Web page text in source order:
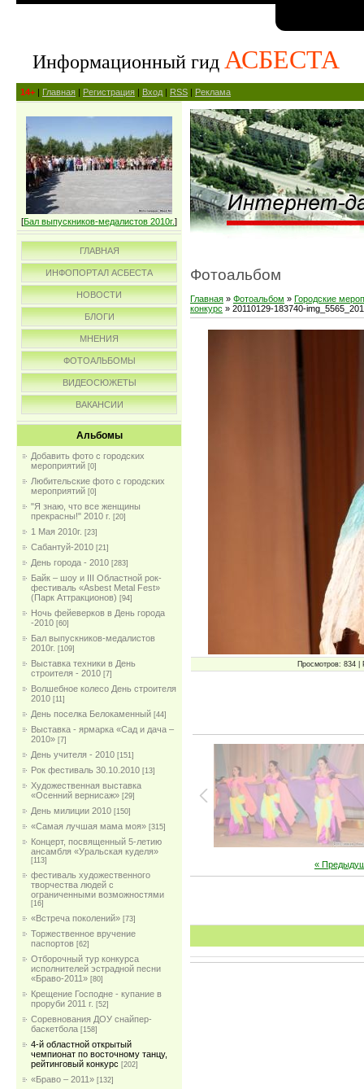
Информационный гид АСБЕСТА
14+ | Главная | Регистрация | Вход | RSS | Реклама
[Бал выпускников-медалистов 2010г.]
ГЛАВНАЯ
ИНФОПОРТАЛ АСБЕСТА
НОВОСТИ
БЛОГИ
МНЕНИЯ
ФОТОАЛЬБОМЫ
ВИДЕОСЮЖЕТЫ
ВАКАНСИИ
Альбомы
Добавить фото с городских
мероприятий [0]
Любительские фото с городских
мероприятий [0]
"Я знаю, что все женщины
прекрасны!" 2010 г. [20]
1 Мая 2010г. [23]
Сабантуй-2010 [21]
День города - 2010 [283]
Байк – шоу и III Областной рок-
фестиваль «Asbest Metal Fest»
(Парк Аттракционов) [94]
Ночь фейеверков в День города
-2010 [60]
Бал выпускников-медалистов
2010г. [109]
Выставка техники в День
строителя - 2010 [7]
Волшебное колесо День строителя
2010 [11]
День поселка Белокаменный [44]
Выставка - ярмарка «Сад и дача –
2010» [7]
День учителя - 2010 [151]
Рок фестиваль 30.10.2010 [13]
Художественная выставка
«Осенний вернисаж» [29]
День милиции 2010 [150]
«Самая лучшая мама моя» [315]
Концерт, посвященный 5-летию
ансамбля «Уральская куделя»
[113]
фестиваль художественного
творчества людей с
ограниченными возможностями
[16]
«Встреча поколений» [73]
Торжественное вручение
паспортов [62]
Отборочный тур конкурса
исполнителей эстрадной песни
«Браво-2011» [80]
Крещение Господне - купание в
проруби 2011 г. [52]
Соревнования ДОУ снайпер-
баскетбола [158]
4-й областной открытый
чемпионат по восточному танцу,
рейтинговый конкурс [202]
«Браво – 2011» [132]
Фотоальбом
Главная » Фотоальбом » Городские
конкурс » 20110129-183740-
Просмотров: 834 |
«